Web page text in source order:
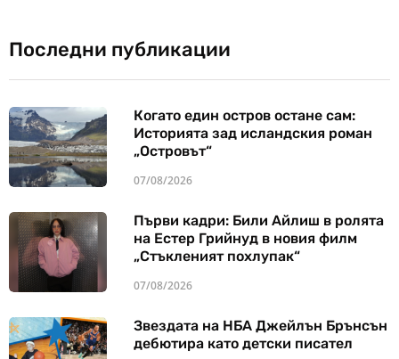
Последни публикации
Когато един остров остане сам:
Историята зад исландския роман
„Островът“
07/08/2026
Първи кадри: Били Айлиш в ролята
на Естер Грийнуд в новия филм
„Стъкленият похлупак“
07/08/2026
Звездата на НБА Джейлън Брънсън
дебютира като детски писател